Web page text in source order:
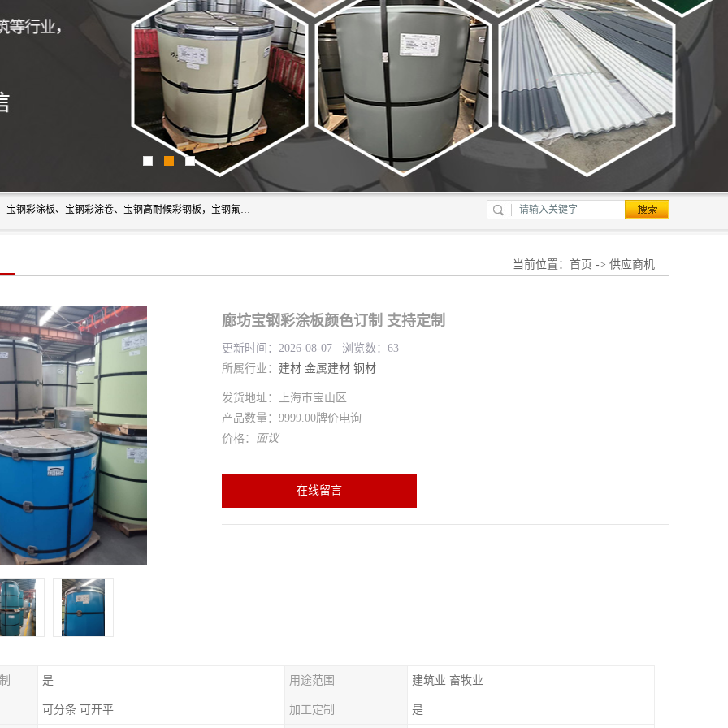
上海轩本实业有限公司主营产品：宝钢彩钢板、宝钢彩钢卷、宝钢彩涂板、宝钢彩涂卷、宝钢高耐候彩钢板，宝钢氟碳彩钢板。是一家集钢铁贸易，物流、加工为一体的产业全配套公司。
当前位置： 首页 -> 供应商机
廊坊宝钢彩涂板颜色订制 支持定制
更新时间：2026-08-07 浏览数：63
所属行业： 建材 金属建材 钢材
发货地址：上海市宝山区
产品数量：9999.00牌价电询
价格： 面议
在线留言
是 用途范围 建筑业 畜牧业
可分条 可开平 加工定制 是